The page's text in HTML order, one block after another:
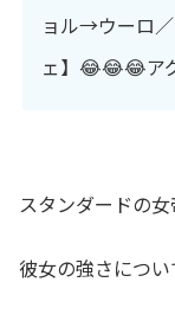
ョル→ウーロ
ェ】😂😂😂ア
スタンダードの女
彼女の強さについ